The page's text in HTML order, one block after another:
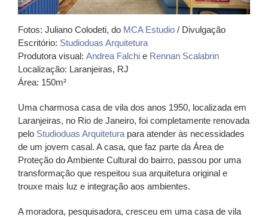
Fotos: Juliano Colodeti, do MCA Estudio / Divulgação
Escritório: Studioduas Arquitetura
Produtora visual: Andrea Falchi e Rennan Scalabrin
Localização: Laranjeiras, RJ
Área: 150m²
Uma charmosa casa de vila dos anos 1950, localizada em
Laranjeiras, no Rio de Janeiro, foi completamente renovada
pelo Studioduas Arquitetura para atender às necessidades
de um jovem casal. A casa, que faz parte da Área de
Proteção do Ambiente Cultural do bairro, passou por uma
transformação que respeitou sua arquitetura original e
trouxe mais luz e integração aos ambientes.
A moradora, pesquisadora, cresceu em uma casa de vila